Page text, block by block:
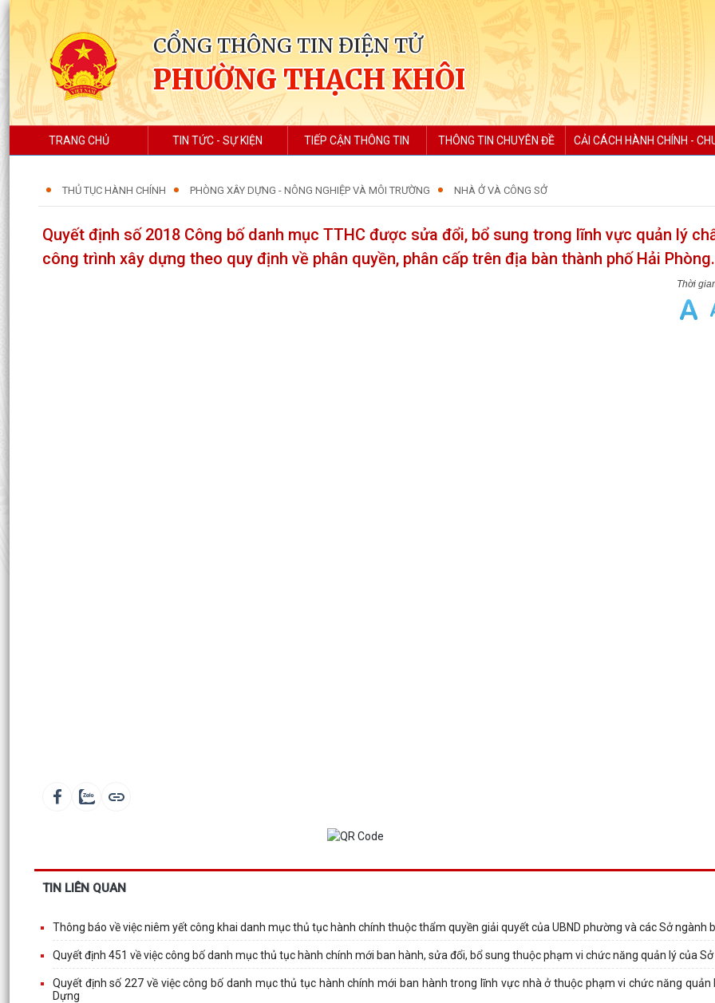
CỔNG THÔNG TIN ĐIỆN TỬ
PHƯỜNG THẠCH KHÔI
TRANG CHỦ TIN TỨC - SỰ KIỆN TIẾP CẬN THÔNG TIN THÔNG TIN CHUYÊN ĐỀ CẢI CÁCH HÀNH CHÍNH -
THỦ TỤC HÀNH CHÍNH PHÒNG XÂY DỰNG - NÔNG NGHIỆP VÀ MÔI TRƯỜNG NHÀ Ở VÀ CÔNG SỞ
Quyết định số 2018 Công bố danh mục TTHC được sửa đổi, bổ sung trong lĩnh vực quản lý
công trình xây dựng theo quy định về phân quyền, phân cấp trên địa bàn thành phố Hải Phòng.
TIN LIÊN QUAN
Thông báo về việc niêm yết công khai danh mục thủ tục hành chính thuộc thẩm quyền giải quyết của UBND phường và các Sở ngành
Quyết định 451 về việc công bố danh mục thủ tục hành chính mới ban hành, sửa đổi, bổ sung thuộc phạm vi chức năng quản lý của
Quyết định số 227 về việc công bố danh mục thủ tục hành chính mới ban hành trong lĩnh vực nhà ở thuộc phạm vi chức năng quản
Dựng